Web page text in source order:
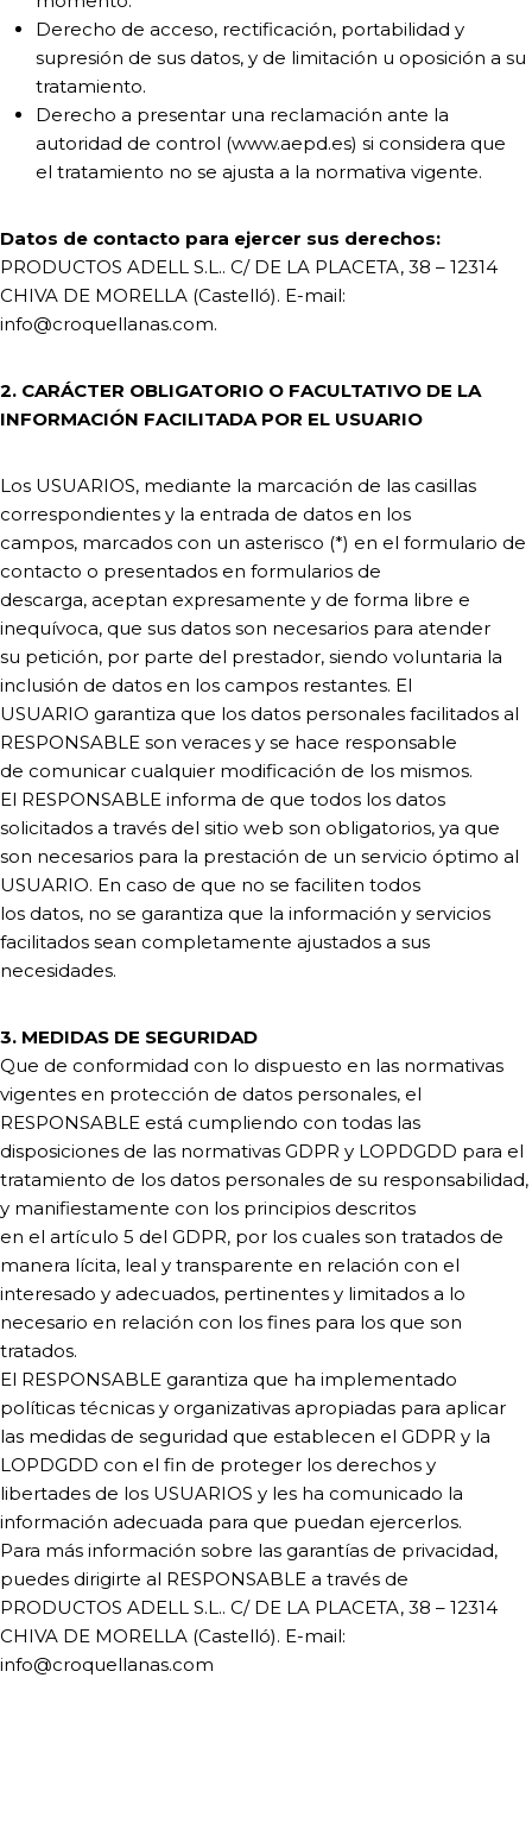
Derecho de acceso, rectificación, portabilidad y
supresión de sus datos, y de limitación u oposición a su
tratamiento.
Derecho a presentar una reclamación ante la
autoridad de control (www.aepd.es) si considera que
el tratamiento no se ajusta a la normativa vigente.
Datos de contacto para ejercer sus derechos:
PRODUCTOS ADELL S.L.. C/ DE LA PLACETA, 38 – 12314
CHIVA DE MORELLA (Castelló). E-mail:
info@croquellanas.com.
2. CARÁCTER OBLIGATORIO O FACULTATIVO DE LA
INFORMACIÓN FACILITADA POR EL USUARIO
Los USUARIOS, mediante la marcación de las casillas
correspondientes y la entrada de datos en los
campos, marcados con un asterisco (*) en el formulario de
contacto o presentados en formularios de
descarga, aceptan expresamente y de forma libre e
inequívoca, que sus datos son necesarios para atender
su petición, por parte del prestador, siendo voluntaria la
inclusión de datos en los campos restantes. El
USUARIO garantiza que los datos personales facilitados al
RESPONSABLE son veraces y se hace responsable
de comunicar cualquier modificación de los mismos.
El RESPONSABLE informa de que todos los datos
solicitados a través del sitio web son obligatorios, ya que
son necesarios para la prestación de un servicio óptimo al
USUARIO. En caso de que no se faciliten todos
los datos, no se garantiza que la información y servicios
facilitados sean completamente ajustados a sus
necesidades.
3. MEDIDAS DE SEGURIDAD
Que de conformidad con lo dispuesto en las normativas
vigentes en protección de datos personales, el
RESPONSABLE está cumpliendo con todas las
disposiciones de las normativas GDPR y LOPDGDD para el
tratamiento de los datos personales de su responsabilidad,
y manifiestamente con los principios descritos
en el artículo 5 del GDPR, por los cuales son tratados de
manera lícita, leal y transparente en relación con el
interesado y adecuados, pertinentes y limitados a lo
necesario en relación con los fines para los que son
tratados.
El RESPONSABLE garantiza que ha implementado
políticas técnicas y organizativas apropiadas para aplicar
las medidas de seguridad que establecen el GDPR y la
LOPDGDD con el fin de proteger los derechos y
libertades de los USUARIOS y les ha comunicado la
información adecuada para que puedan ejercerlos.
Para más información sobre las garantías de privacidad,
puedes dirigirte al RESPONSABLE a través de
PRODUCTOS ADELL S.L.. C/ DE LA PLACETA, 38 – 12314
CHIVA DE MORELLA (Castelló). E-mail:
info@croquellanas.com